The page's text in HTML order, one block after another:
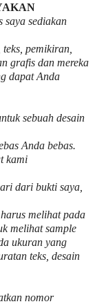
saya sediakan
pemikiran,
grafis dan mereka
dapat Anda
sebuah desain
Anda bebas.
kami
dari bukti saya,
melihat pada
melihatsample
ukuran yang
teks, desain
nomor